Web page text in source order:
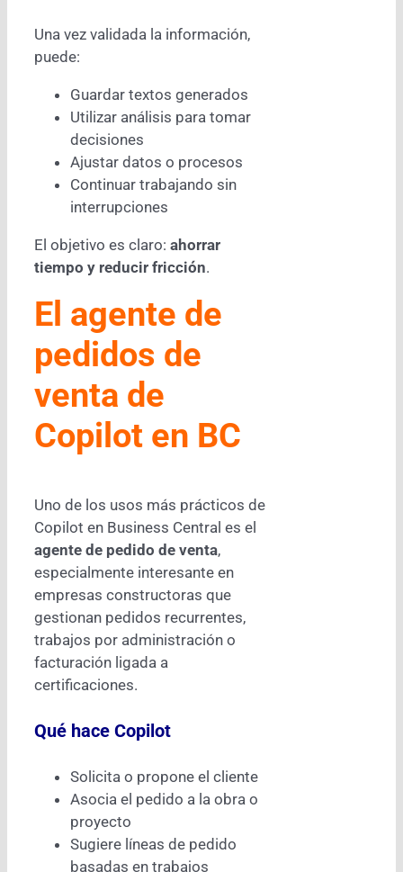
Una vez validada la información,
puede:
Guardar textos generados
Utilizar análisis para tomar
decisiones
Ajustar datos o procesos
Continuar trabajando sin
interrupciones
El objetivo es claro: ahorrar
tiempo y reducir fricción.
El agente de
pedidos de
venta de
Copilot en BC
Uno de los usos más prácticos de
Copilot en Business Central es el
agente de pedido de venta,
especialmente interesante en
empresas constructoras que
gestionan pedidos recurrentes,
trabajos por administración o
facturación ligada a
certificaciones.
Qué hace Copilot
Solicita o propone el cliente
Asocia el pedido a la obra o
proyecto
Sugiere líneas de pedido
basadas en trabajos